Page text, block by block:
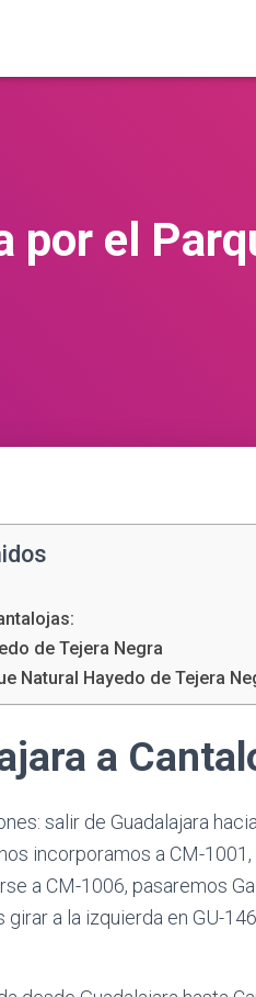
por el
de Tejera Negra
Natural Hayedo de Tejera
a
salir de Guadalajara
incorporamos a CM-
a CM-1006, pasaremos
girar a la izquierda en GU-